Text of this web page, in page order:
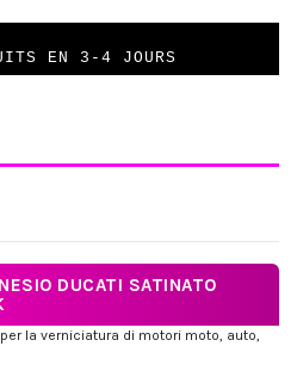
EN 3-4 JOURS
DUCATI SATINATO
la verniciatura di motori moto, auto,